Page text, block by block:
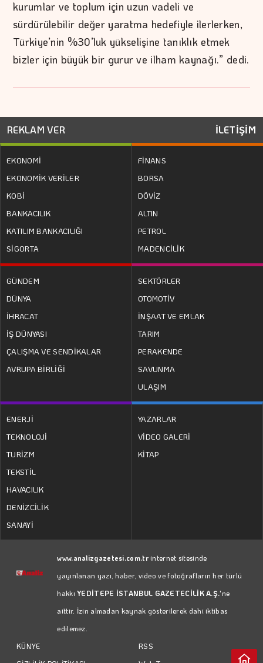
kurumlar ve toplum için uzun vadeli ve
sürdürülebilir değer yaratma hedefiyle ilerlerken,
Türkiye’nin %30’luk yükselişine tanıklık etmek
bizler için büyük bir gurur ve ilham kaynağı.” dedi.
REKLAM VER İLETİŞİM
EKONOMİ
EKONOMİK VERİLER
KOBİ
BANKACILIK
KATILIM BANKACILIĞI
SİGORTA
FİNANS
BORSA
DÖVİZ
ALTIN
PETROL
MADENCİLİK
GÜNDEM
DÜNYA
İHRACAT
İŞ DÜNYASI
ÇALIŞMA VE SENDİKALAR
AVRUPA BİRLİĞİ
SEKTÖRLER
OTOMOTİV
İNŞAAT VE EMLAK
TARIM
PERAKENDE
SAVUNMA
ULAŞIM
ENERJİ
TEKNOLOJİ
TURİZM
TEKSTİL
HAVACILIK
DENİZCİLİK
SANAYİ
YAZARLAR
VİDEO GALERİ
KİTAP
www.analizgazetesi.com.trinternet sitesinde
yayınlanan yazı, haber, video ve fotoğrafların her türlü
hakkıYEDİTEPE İSTANBUL GAZETECİLİK A.Ş.'ne
aittir. İzin almadan kaynak gösterilerek dahi iktibas
edilemez.
KÜNYE
RSS